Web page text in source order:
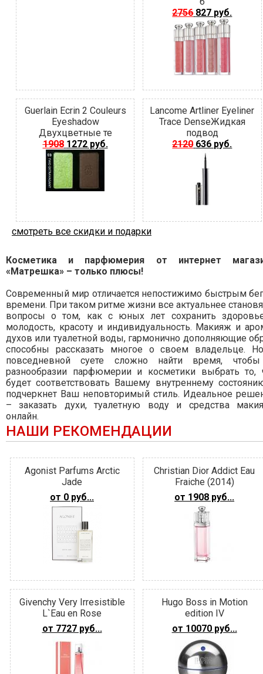
2756 827 руб.
Guerlain Ecrin 2 Couleurs
Eyeshadow
Двухцветные те
1908 1272 руб.
Lancome Artliner Eyeliner
Trace DenseЖидкая
подвод
2120 636 руб.
смотреть все скидки и подарки
Косметика и парфюмерия от интернет
«Матрешка» – только плюсы!
Современный мир отличается непостижимо быстрым
времени. При таком ритме жизни все актуальнее
вопросы о том, как с юных лет сохранить
молодость, красоту и индивидуальность. Макияж и
духов или туалетной воды, гармонично дополняющие
способны рассказать многое о своем владельце.
повседневной суете сложно найти время,
разнообразии парфюмерии и косметики выбрать то,
будет соответствовать Вашему внутреннему
подчеркнет Ваш неповторимый стиль. Идеальное
– заказать духи, туалетную воду и средства
онлайн.
НАШИ РЕКОМЕНДАЦИИ
Agonist Parfums Arctic
Jade
от 0 руб...
Christian Dior Addict Eau
Fraiche (2014)
от 1908 руб...
Givenchy Very Irresistible
L`Eau en Rose
от 7727 руб...
Hugo Boss in Motion
edition IV
от 10070 руб...